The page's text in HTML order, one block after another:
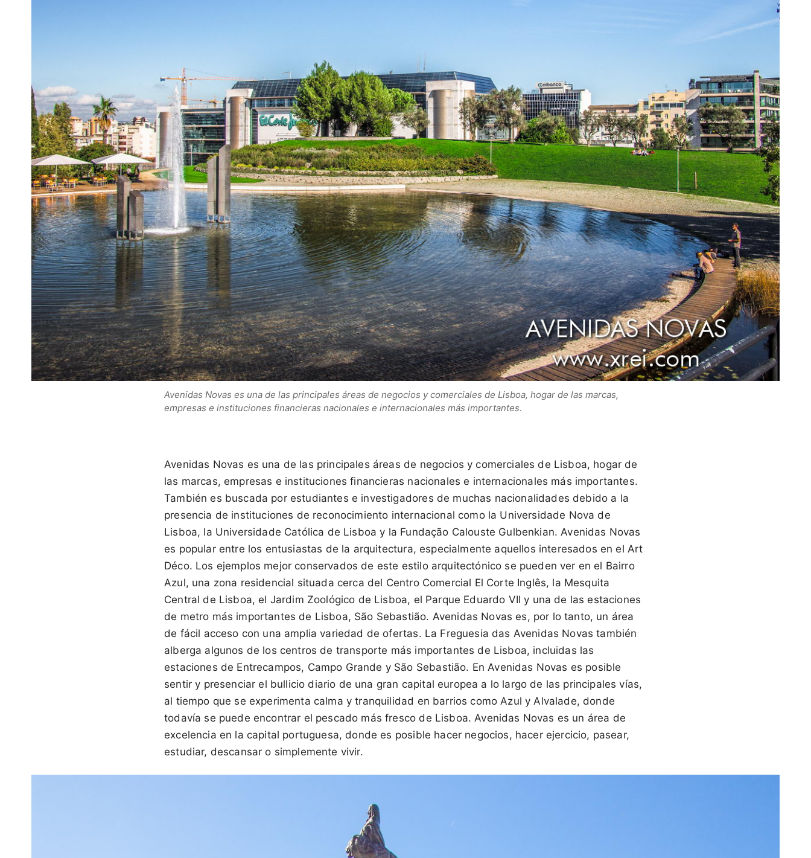
Avenidas Novas es una de las principales áreas de negocios y comerciales de Lisboa, hogar de las marcas,
empresas e instituciones financieras nacionales e internacionales más importantes.
Avenidas Novas es una de las principales áreas de negocios y comerciales de Lisboa, hogar de
las marcas, empresas e instituciones financieras nacionales e internacionales más importantes.
También es buscada por estudiantes e investigadores de muchas nacionalidades debido a la
presencia de instituciones de reconocimiento internacional como la Universidade Nova de
Lisboa, la Universidade Católica de Lisboa y la Fundação Calouste Gulbenkian. Avenidas Novas
es popular entre los entusiastas de la arquitectura, especialmente aquellos interesados en el Art
Déco. Los ejemplos mejor conservados de este estilo arquitectónico se pueden ver en el Bairro
Azul, una zona residencial situada cerca del Centro Comercial El Corte Inglês, la Mesquita
Central de Lisboa, el Jardim Zoológico de Lisboa, el Parque Eduardo VII y una de las estaciones
de metro más importantes de Lisboa, São Sebastião. Avenidas Novas es, por lo tanto, un área
de fácil acceso con una amplia variedad de ofertas. La Freguesia das Avenidas Novas también
alberga algunos de los centros de transporte más importantes de Lisboa, incluidas las
estaciones de Entrecampos, Campo Grande y São Sebastião. En Avenidas Novas es posible
sentir y presenciar el bullicio diario de una gran capital europea a lo largo de las principales vías,
al tiempo que se experimenta calma y tranquilidad en barrios como Azul y Alvalade, donde
todavía se puede encontrar el pescado más fresco de Lisboa. Avenidas Novas es un área de
excelencia en la capital portuguesa, donde es posible hacer negocios, hacer ejercicio, pasear,
estudiar, descansar o simplemente vivir.